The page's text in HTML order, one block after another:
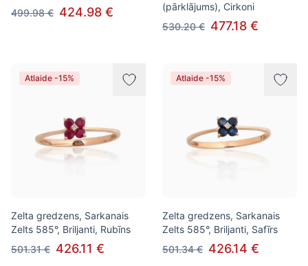
499.98 € 424.98 €
(pārklājums), Cirkoni
530.20 € 477.18 €
Atlaide -15%
Zelta gredzens, Sarkanais
Zelts 585°, Briljanti, Rubīns
501.31 € 426.11 €
Atlaide -15%
Zelta gredzens, Sarkanais
Zelts 585°, Briljanti, Safīrs
501.34 € 426.14 €